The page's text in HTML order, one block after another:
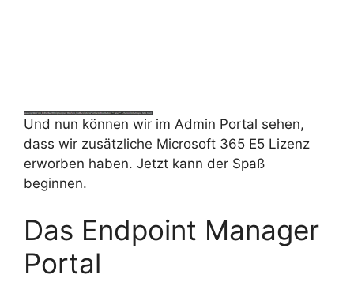
Und nun können wir im Admin Portal sehen,
dass wir zusätzliche Microsoft 365 E5 Lizenz
erworben haben. Jetzt kann der Spaß
beginnen.
Das Endpoint Manager
Portal